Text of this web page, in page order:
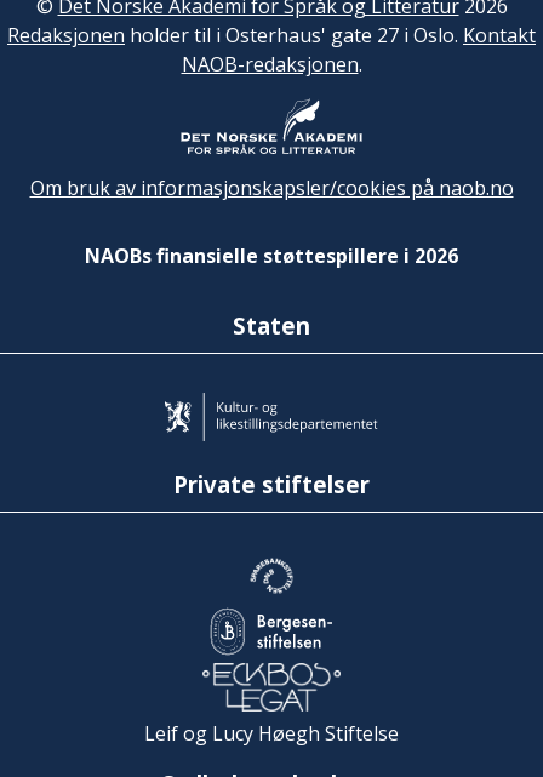
© Det Norske Akademi for Språk og Litteratur2026
Redaksjonen holder til i Osterhaus' gate 27 i Oslo. Kontakt
NAOB-redaksjonen.
Om bruk av informasjonskapsler/cookies på naob.no
NAOBs finansielle støttespillere i 2026
Staten
Private stiftelser
Leif og Lucy Høegh Stiftelse